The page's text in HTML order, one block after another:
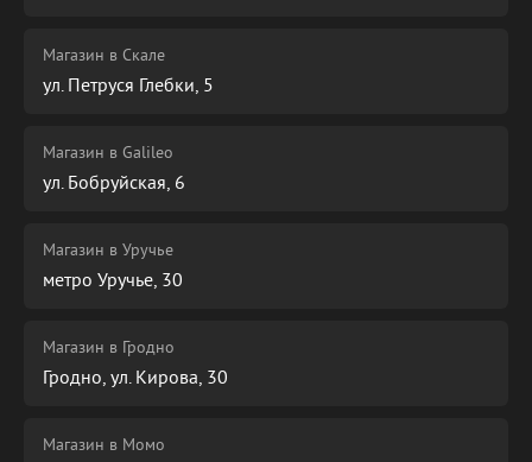
Магазин в Скале
ул. Петруся Глебки, 5
Магазин в Galileo
ул. Бобруйская, 6
Магазин в Уручье
метро Уручье, 30
Магазин в Гродно
Гродно, ул. Кирова, 30
Магазин в Момо